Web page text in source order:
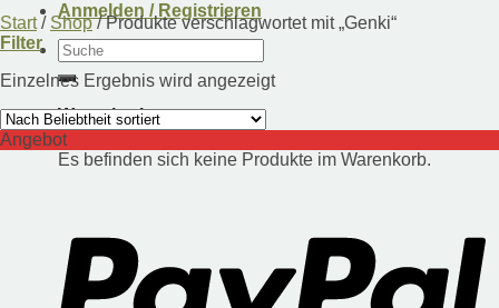
Anmelden / Registrieren
Suchen
nach:
Warenkorb
Es befinden sich keine Produkte im Warenkorb.
Start / Shop /Produkte verschlagwortet mit „Genki“
Filter
Einzelnes Ergebnis wird angezeigt
Angebot